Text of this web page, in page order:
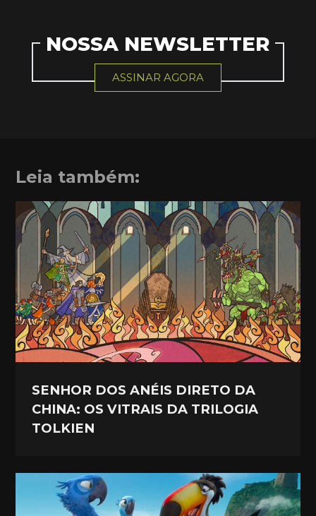
NOSSA NEWSLETTER
ASSINAR AGORA
Leia também:
SENHOR DOS ANÉIS DIRETO DA
CHINA: OS VITRAIS DA TRILOGIA
TOLKIEN